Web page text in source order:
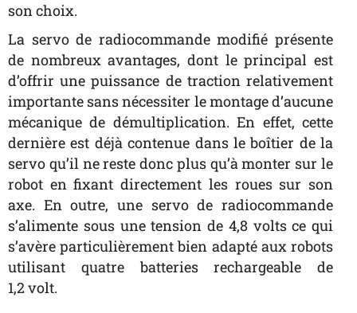
son choix.
La servo de radiocommande modifié présente
de nombreux avantages, dont le principal est
d’offrir une puissance de traction relativement
importante sans nécessiter le montage d’aucune
mécanique de démultiplication. En effet, cette
dernière est déjà contenue dans le boîtier de la
servo qu’il ne reste donc plus qu’à monter sur le
robot en fixant directement les roues sur son
axe. En outre, une servo de radiocommande
s’alimente sous une tension de 4,8 volts ce qui
s’avère particulièrement bien adapté aux robots
utilisant quatre batteries rechargeable de
1,2 volt.